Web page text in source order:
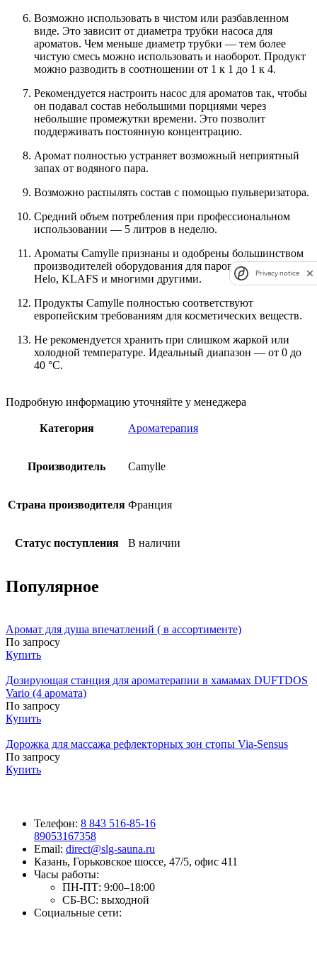
Возможно использовать в чистом или разбавленном
виде. Это зависит от диаметра трубки насоса для
ароматов. Чем меньше диаметр трубки — тем более
чистую смесь можно использовать и наоборот. Продукт
можно разводить в соотношении от 1 к 1 до 1 к 4.
Рекомендуется настроить насос для ароматов так, чтобы
он подавал состав небольшими порциями через
небольшие промежутки времени. Это позволит
поддерживать постоянную концентрацию.
Аромат полностью устраняет возможный неприятный
запах от водяного пара.
Возможно распылять состав с помощью пульверизатора.
Средний объем потребления при профессиональном
использовании — 5 литров в неделю.
Ароматы Camylle признаны и одобрены большинством
производителей оборудования для паровых бань: Tylo,
Helo, KLAFS и многими другими.
Продукты Camylle полностью соответствуют
европейским требованиям для косметических веществ.
Не рекомендуется хранить при слишком жаркой или
холодной температуре. Идеальный диапазон — от 0 до
40 °C.
Подробную информацию уточняйте у менеджера
Категория Ароматерапия
Производитель Camylle
Страна производителя Франция
Статус поступления В наличии
Популярное
Аромат для душа впечатлений ( в ассортименте)
По запросу
Купить
Дозирующая станция для ароматерапии в хамамах DUFTDOS
Vario (4 аромата)
По запросу
Купить
Дорожка для массажа рефлекторных зон стопы Via-Sensus
По запросу
Купить
Телефон: 8 843 516-85-16
89053167358
Email: direct@slg-sauna.ru
Казань, Горьковское шоссе, 47/5, офис 411
Часы работы:
ПН-ПТ: 9:00–18:00
СБ-ВС: выходной
Социальные сети:
Privacy notice